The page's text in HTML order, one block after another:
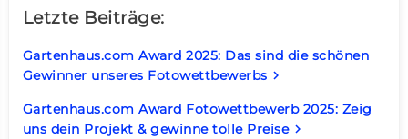
Letzte Beiträge:
Gartenhaus.com Award 2025: Das sind die schönen
Gewinner unseres Fotowettbewerbs keyboard_arrow_right
Gartenhaus.com Award Fotowettbewerb 2025: Zeig
uns dein Projekt & gewinne tolle Preisekeyboard_arrow_right